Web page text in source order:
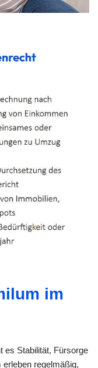
im
es Stabilität, Fürsorge
regelmäßig,